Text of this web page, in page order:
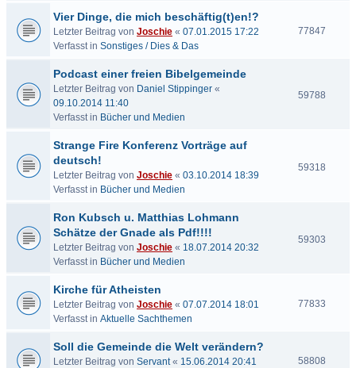
Vier Dinge, die mich beschäftig(t)en!?
Letzter Beitrag von Joschie « 07.01.2015 17:22
Verfasst in Sonstiges / Dies & Das
77847
Podcast einer freien Bibelgemeinde
Letzter Beitrag von Daniel Stippinger «
09.10.2014 11:40
Verfasst in Bücher und Medien
59788
Strange Fire Konferenz Vorträge auf
deutsch!
Letzter Beitrag von Joschie « 03.10.2014 18:39
Verfasst in Bücher und Medien
59318
Ron Kubsch u. Matthias Lohmann
Schätze der Gnade als Pdf!!!!
Letzter Beitrag von Joschie « 18.07.2014 20:32
Verfasst in Bücher und Medien
59303
Kirche für Atheisten
Letzter Beitrag von Joschie « 07.07.2014 18:01
Verfasst in Aktuelle Sachthemen
77833
Soll die Gemeinde die Welt verändern?
Letzter Beitrag von Servant« 15.06.2014 20:41
58808